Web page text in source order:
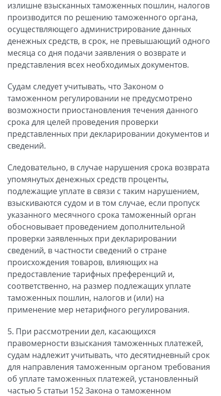
излишне взысканных таможенных пошлин, налогов
производится по решению таможенного органа,
осуществляющего администрирование данных
денежных средств, в срок, не превышающий одного
месяца со дня подачи заявления о возврате и
представления всех необходимых документов.
Судам следует учитывать, что Законом о
таможенном регулировании не предусмотрено
возможности приостановления течения данного
срока для целей проведения проверки
представленных при декларировании документов и
сведений.
Следовательно, в случае нарушения срока возврата
упомянутых денежных средств проценты,
подлежащие уплате в связи с таким нарушением,
взыскиваются судом и в том случае, если пропуск
указанного месячного срока таможенный орган
обосновывает проведением дополнительной
проверки заявленных при декларировании
сведений, в частности сведений о стране
происхождения товаров, влияющих на
предоставление тарифных преференций и,
соответственно, на размер подлежащих уплате
таможенных пошлин, налогов и (или) на
применение мер нетарифного регулирования.
5. При рассмотрении дел, касающихся
правомерности взыскания таможенных платежей,
судам надлежит учитывать, что десятидневный срок
для направления таможенным органом требования
об уплате таможенных платежей, установленный
частью 5 статьи 152 Закона о таможенном